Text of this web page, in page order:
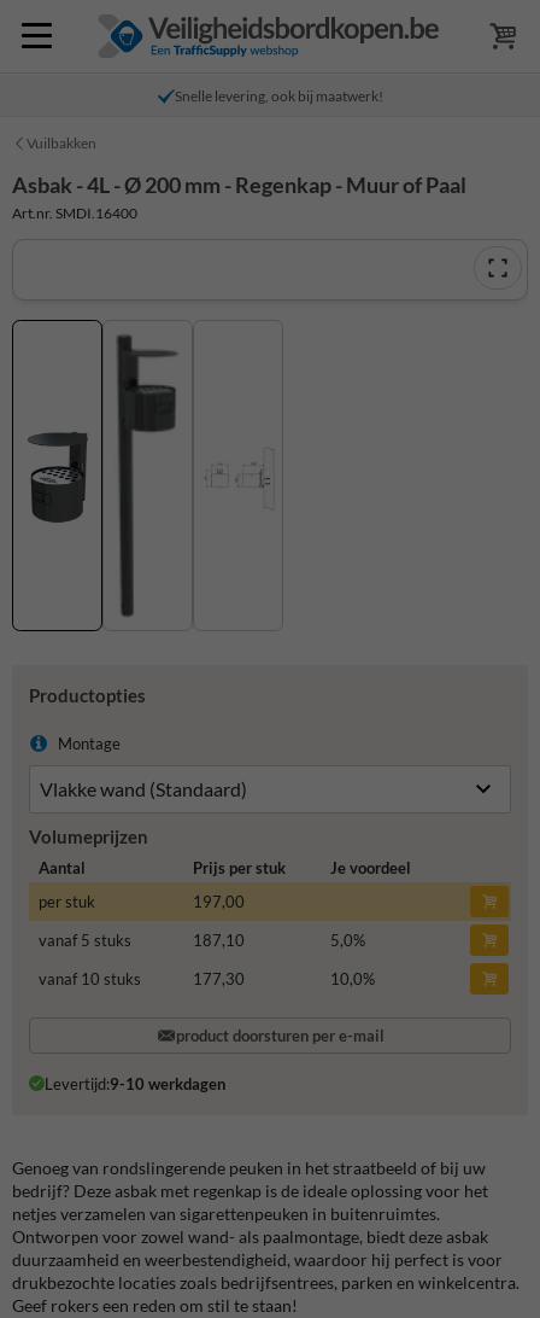
Snelle levering, ook bij maatwerk!
Vuilbakken
Asbak - 4L - Ø 200 mm - Regenkap - Muur of Paal
Art.nr. SMDI.16400
Productopties
Montage
Volumeprijzen
Aantal Prijs per stuk
Je voordeel
per stuk
197,00
vanaf 5 stuks
187,10 5,0%
vanaf 10 stuks
177,30 10,0%
product doorsturen per e-mail
Levertijd:9-10 werkdagen
Genoeg van rondslingerende peuken in het straatbeeld of bij uw
bedrijf? Deze asbak met regenkap is de ideale oplossing voor het
netjes verzamelen van sigarettenpeuken in buitenruimtes.
Ontworpen voor zowel wand- als paalmontage, biedt deze asbak
duurzaamheid en weerbestendigheid, waardoor hij perfect is voor
drukbezochte locaties zoals bedrijfsentrees, parken en winkelcentra.
Geef rokers een reden om stil te staan!